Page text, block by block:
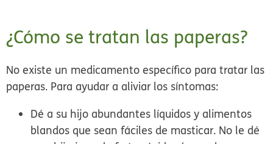
¿Cómo se tratan las paperas?
No existe un medicamento específico para tratar las
paperas. Para ayudar a aliviar los síntomas:
Dé a su hijo abundantes líquidos y alimentos
blandos que sean fáciles de masticar. No le dé